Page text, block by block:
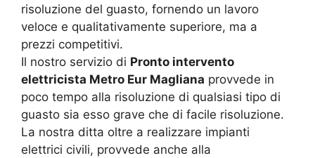
risoluzione del guasto, fornendo un lavoro
veloce e qualitativamente superiore, ma a
prezzi competitivi.
Il nostro servizio di Pronto intervento
elettricista Metro Eur Magliana provvede in
poco tempo alla risoluzione di qualsiasi tipo di
guasto sia esso grave che di facile risoluzione.
La nostra ditta oltre a realizzare impianti
elettrici civili, provvede anche alla